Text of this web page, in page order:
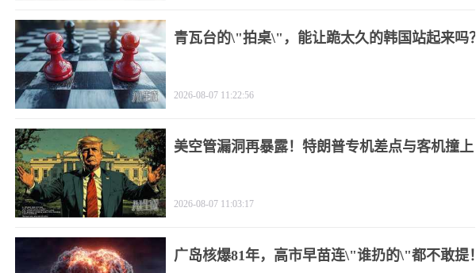
青瓦台的\"拍桌\"，能让跪太久的韩国站起来吗？
2026-08-07 11:22:56
美空管漏洞再暴露！特朗普专机差点与客机撞上
2026-08-07 11:03:17
广岛核爆81年，高市早苗连\"谁扔的\"都不敢提！